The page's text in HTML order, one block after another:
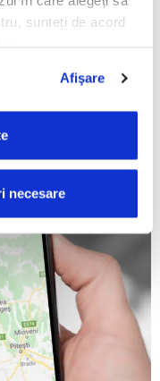
sunteți de acord
Afişare
necesare